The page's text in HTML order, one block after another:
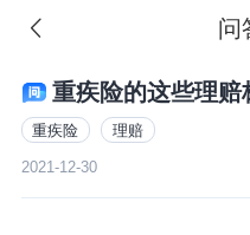
 问
重疾险的这些理赔
重疾险 理赔
2021-12-30